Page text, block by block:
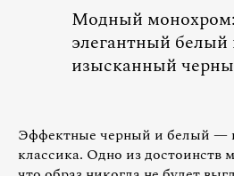
Модный монохром:
элегантный белый
изысканный
Эффектные черный и белый —
классика. Одно из достоинств